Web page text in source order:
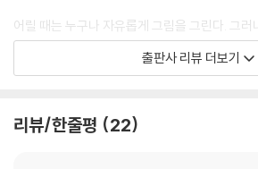
어릴 때는 누구나 자유롭게 그림을 그린다. 그러
교’와 ‘평가’가 시작되고, 아이들은 점점 그림을
아버린다. 남의 시선을 의식하는 순간, 그리기의
들이 편안한 마음으로 다시 그림을 그릴 수 있기
출판사 리뷰 더보기
리뷰/한줄평 22